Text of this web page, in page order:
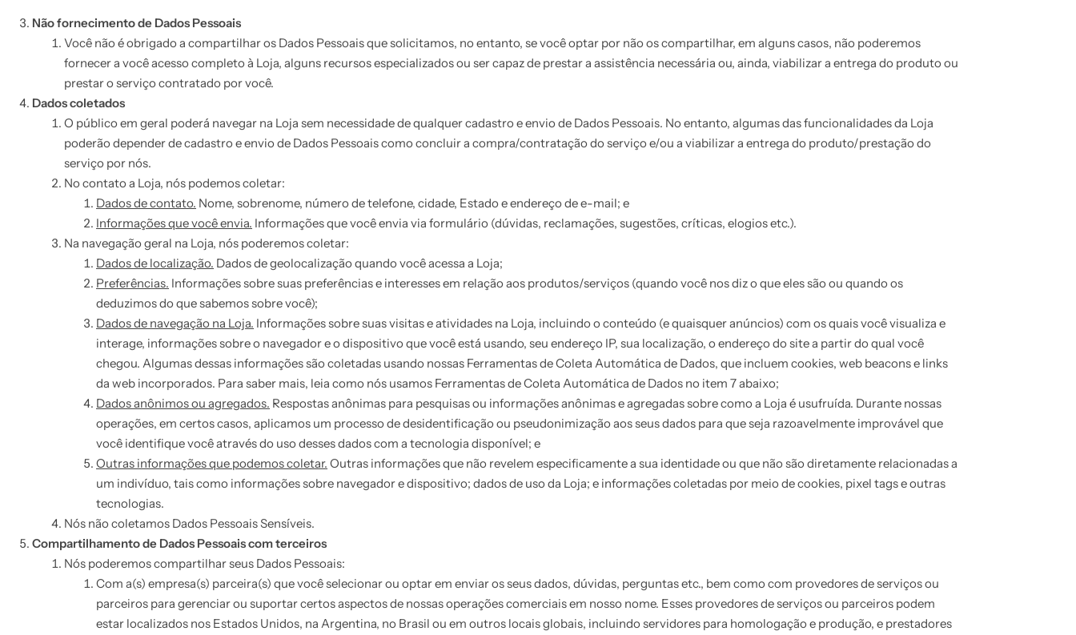
Não fornecimento de Dados Pessoais
Você não é obrigado a compartilhar os Dados Pessoais que solicitamos, no entanto, se você optar por não os compartilhar, em alguns casos, não poderemos
fornecer a você acesso completo à Loja, alguns recursos especializados ou ser capaz de prestar a assistência necessária ou, ainda, viabilizar a entrega do produto ou
prestar o serviço contratado por você.
Dados coletados
O público em geral poderá navegar na Loja sem necessidade de qualquer cadastro e envio de Dados Pessoais. No entanto, algumas das funcionalidades da Loja
poderão depender de cadastro e envio de Dados Pessoais como concluir a compra/contratação do serviço e/ou a viabilizar a entrega do produto/prestação do
serviço por nós.
No contato a Loja, nós podemos coletar:
Dados de contato. Nome, sobrenome, número de telefone, cidade, Estado e endereço de e-mail; e
Informações que você envia. Informações que você envia via formulário (dúvidas, reclamações, sugestões, críticas, elogios etc.).
Na navegação geral na Loja, nós poderemos coletar:
Dados de localização. Dados de geolocalização quando você acessa a Loja;
Preferências. Informações sobre suas preferências e interesses em relação aos produtos/serviços (quando você nos diz o que eles são ou quando os
deduzimos do que sabemos sobre você);
Dados de navegação na Loja. Informações sobre suas visitas e atividades na Loja, incluindo o conteúdo (e quaisquer anúncios) com os quais você visualiza e
interage, informações sobre o navegador e o dispositivo que você está usando, seu endereço IP, sua localização, o endereço do site a partir do qual você
chegou. Algumas dessas informações são coletadas usando nossas Ferramentas de Coleta Automática de Dados, que incluem cookies, web beacons e links
da web incorporados. Para saber mais, leia como nós usamos Ferramentas de Coleta Automática de Dados no item 7 abaixo;
Dados anônimos ou agregados. Respostas anônimas para pesquisas ou informações anônimas e agregadas sobre como a Loja é usufruída. Durante nossas
operações, em certos casos, aplicamos um processo de desidentificação ou pseudonimização aos seus dados para que seja razoavelmente improvável que
você identifique você através do uso desses dados com a tecnologia disponível; e
Outras informações que podemos coletar. Outras informações que não revelem especificamente a sua identidade ou que não são diretamente relacionadas a
um indivíduo, tais como informações sobre navegador e dispositivo; dados de uso da Loja; e informações coletadas por meio de cookies, pixel tags e outras
tecnologias.
Nós não coletamos Dados Pessoais Sensíveis.
Compartilhamento de Dados Pessoais com terceiros
Nós poderemos compartilhar seus Dados Pessoais:
Com a(s) empresa(s) parceira(s) que você selecionar ou optar em enviar os seus dados, dúvidas, perguntas etc., bem como com provedores de serviços ou
parceiros para gerenciar ou suportar certos aspectos de nossas operações comerciais em nosso nome. Esses provedores de serviços ou parceiros podem
estar localizados nos Estados Unidos, na Argentina, no Brasil ou em outros locais globais, incluindo servidores para homologação e produção, e prestadores